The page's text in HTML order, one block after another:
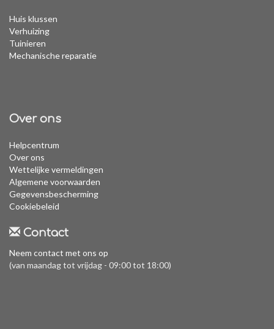
Huis klussen
Verhuizing
Tuinieren
Mechanische reparatie
Over ons
Helpcentrum
Over ons
Wettelijke vermeldingen
Algemene voorwaarden
Gegevensbescherming
Cookiebeleid
Contact
Neem contact met ons op
(van maandag tot vrijdag - 09:00 tot 18:00)